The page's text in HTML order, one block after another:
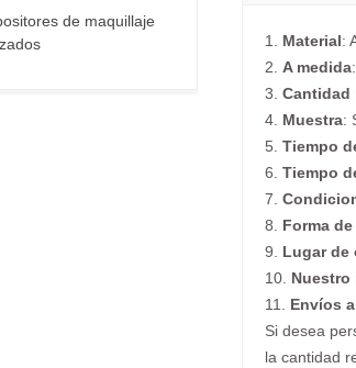
1. Material:
2. A medida
3. Cantidad
4. Muestra:
5. Tiempo
6. Tiempo
7.
8. Forma
9. Lugar de
10. Nuestro
11. Envíos
Si desea
la cantidad
de maquillaje